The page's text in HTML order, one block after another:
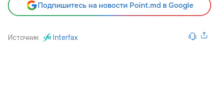
Подпишитесь на новости Point.md в Google
Источник Interfax